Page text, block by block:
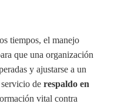
tiempos, el manejo
que una organización
y ajustarse a un
de respaldo en
vital contra